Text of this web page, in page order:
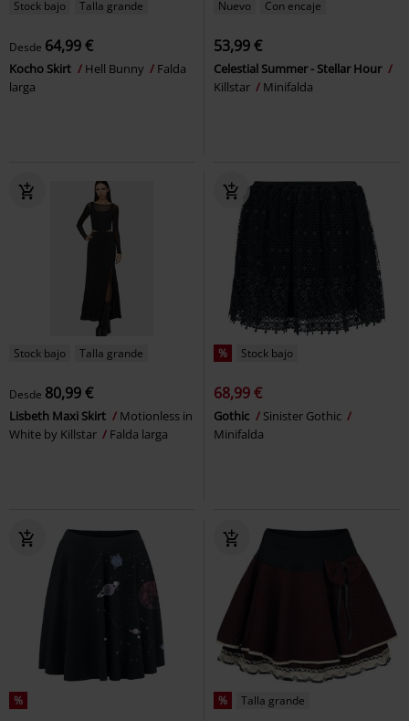
Stock bajo Talla grande
Desde 64,99 €
Kocho Skirt Hell Bunny
Falda
larga
Nuevo Con encaje
53,99 €
Celestial Summer - Stellar Hour
Killstar
Minifalda
Stock bajo Talla grande
Desde 80,99 €
Lisbeth Maxi Skirt
Motionless in
White by Killstar
Falda larga
% Stock bajo
68,99 €
Gothic
Sinister Gothic
Minifalda
% % Talla grande